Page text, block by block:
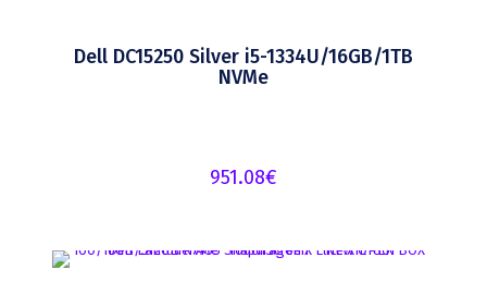
Dell DC15250 Silver i5-1334U/16GB/1TB
NVMe
951.08€